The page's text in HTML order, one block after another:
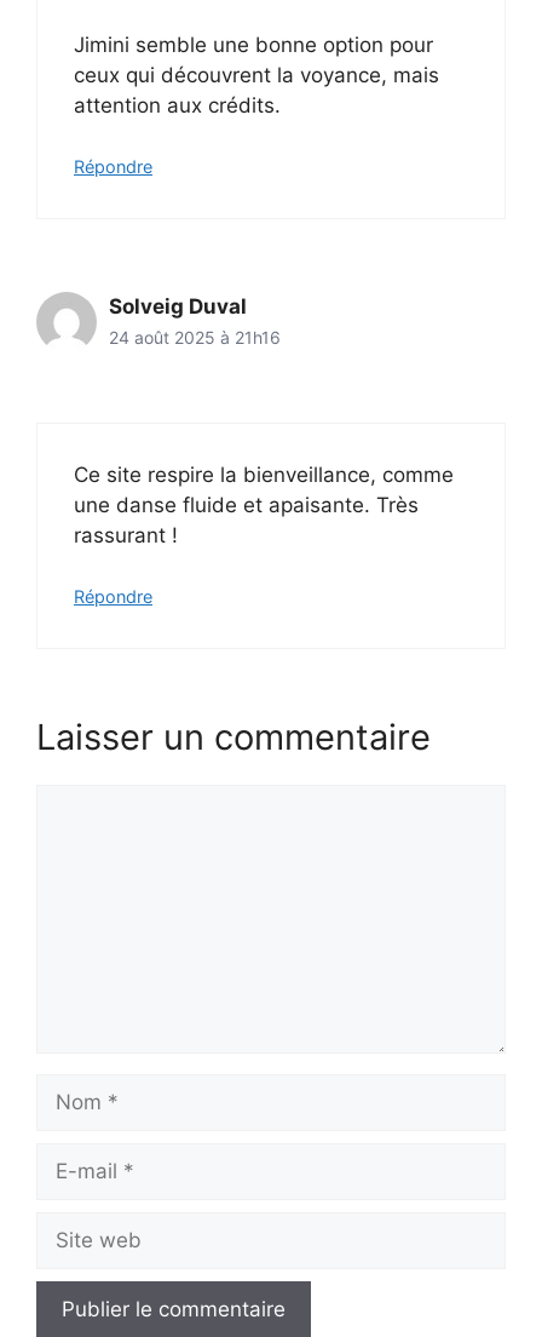
Jimini semble une bonne option pour
ceux qui découvrent la voyance, mais
attention aux crédits.
Répondre
Solveig Duval
24 août 2025 à 21h16
Ce site respire la bienveillance, comme
une danse fluide et apaisante. Très
rassurant !
Répondre
Laisser un commentaire
mail
web